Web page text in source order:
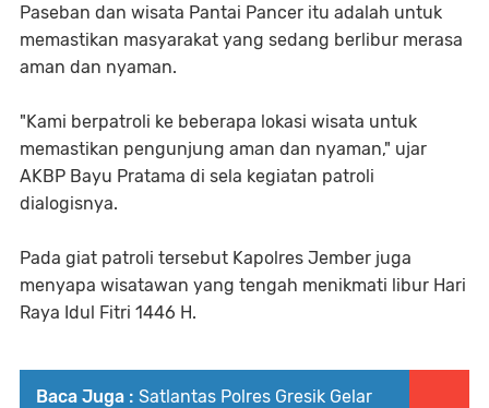
Paseban dan wisata Pantai Pancer itu adalah untuk
memastikan masyarakat yang sedang berlibur merasa
aman dan nyaman.
"Kami berpatroli ke beberapa lokasi wisata untuk
memastikan pengunjung aman dan nyaman," ujar
AKBP Bayu Pratama di sela kegiatan patroli
dialogisnya.
Pada giat patroli tersebut Kapolres Jember juga
menyapa wisatawan yang tengah menikmati libur Hari
Raya Idul Fitri 1446 H.
Baca Juga : Satlantas Polres Gresik Gelar